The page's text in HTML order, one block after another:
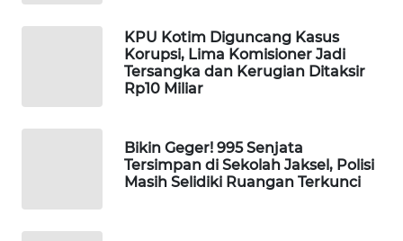
KPU Kotim Diguncang Kasus
Korupsi, Lima Komisioner Jadi
Tersangka dan Kerugian Ditaksir
Rp10 Miliar
Bikin Geger! 995 Senjata
Tersimpan di Sekolah Jaksel, Polisi
Masih Selidiki Ruangan Terkunci
WAHANA
INFRASTRUKTUR
WAHANA